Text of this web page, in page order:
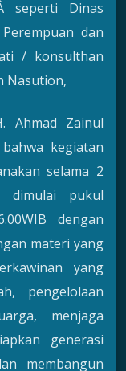
seperti Dinas
dan
/ konsulthan
Nasution,
Ahmad Zainul
kegiatan
selama 2
dimulai pukul
dengan
materi yang
yang
pengelolaan
menjaga
generasi
membangun